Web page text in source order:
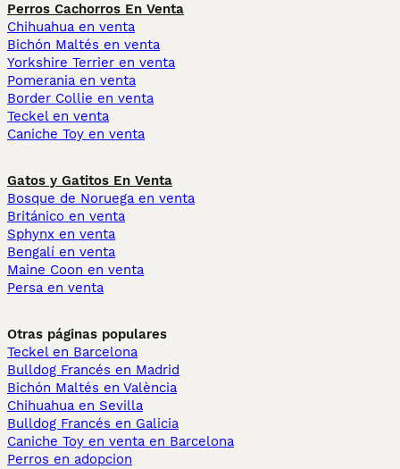
Perros Cachorros En Venta
Chihuahua en venta
Bichón Maltés en venta
Yorkshire Terrier en venta
Pomerania en venta
Border Collie en venta
Teckel en venta
Caniche Toy en venta
Gatos y Gatitos En Venta
Bosque de Noruega en venta
Británico en venta
Sphynx en venta
Bengalí en venta
Maine Coon en venta
Persa en venta
Otras páginas populares
Teckel en Barcelona
Bulldog Francés en Madrid
Bichón Maltés en València
Chihuahua en Sevilla
Bulldog Francés en Galicia
Caniche Toy en venta en Barcelona
Perros en adopcion